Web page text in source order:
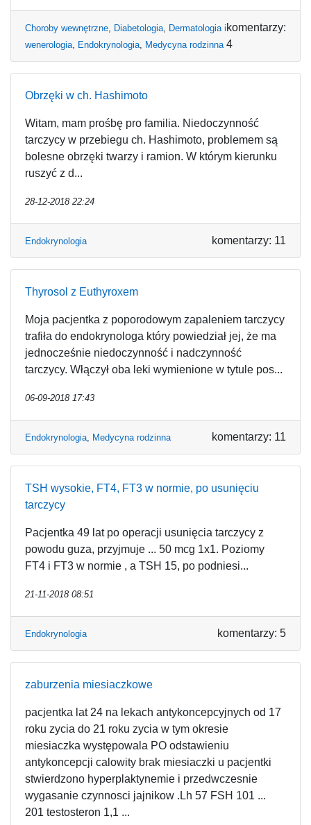
Choroby wewnętrzne, Diabetologia, Dermatologia i
wenerologia, Endokrynologia, Medycyna rodzinna
komentarzy:
4
Obrzęki w ch. Hashimoto
Witam, mam prośbę pro familia. Niedoczynność
tarczycy w przebiegu ch. Hashimoto, problemem są
bolesne obrzęki twarzy i ramion. W którym kierunku
ruszyć z d...
28-12-2018 22:24
Endokrynologia komentarzy: 11
Thyrosol z Euthyroxem
Moja pacjentka z poporodowym zapaleniem tarczycy
trafiła do endokrynologa który powiedział jej, że ma
jednocześnie niedoczynność i nadczynność
tarczycy. Włączył oba leki wymienione w tytule pos...
06-09-2018 17:43
Endokrynologia, Medycyna rodzinna komentarzy: 11
TSH wysokie, FT4, FT3 w normie, po usunięciu
tarczycy
Pacjentka 49 lat po operacji usunięcia tarczycy z
powodu guza, przyjmuje ... 50 mcg 1x1. Poziomy
FT4 i FT3 w normie , a TSH 15, po podniesi...
21-11-2018 08:51
Endokrynologia komentarzy: 5
zaburzenia miesiaczkowe
pacjentka lat 24 na lekach antykoncepcyjnych od 17
roku zycia do 21 roku zycia w tym okresie
miesiaczka występowala PO odstawieniu
antykoncepcji calowity brak miesiaczki u pacjentki
stwierdzono hyperplaktynemie i przedwczesnie
wygasanie czynnosci jajnikow .Lh 57 FSH 101 ...
201 testosteron 1,1 ...